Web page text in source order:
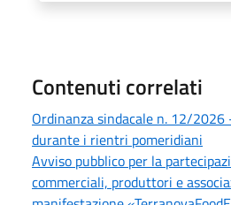
Contenuti correlati
Ordinanza sindacale n. 12/
durante i rientri pomeridiani
Avviso pubblico per la
commerciali, produttori e